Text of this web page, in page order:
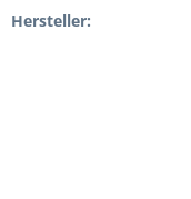
Hersteller: